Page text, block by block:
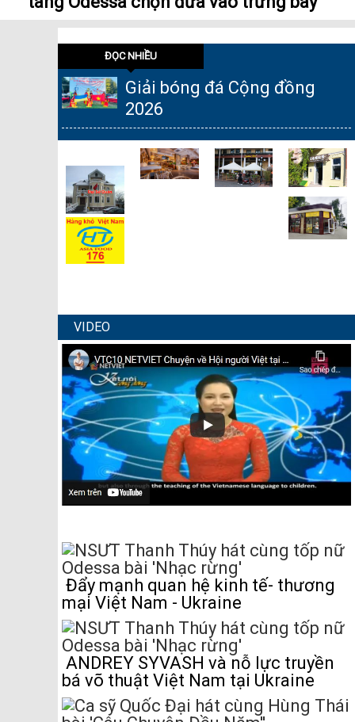
ĐỌC NHIỀU
Giải bóng đá Cộng đồng
2026
VIDEO
Đẩy mạnh quan hệ kinh tế- thương
mại Việt Nam - Ukraine
ANDREY SYVASH và nỗ lực truyền
bá võ thuật Việt Nam tại Ukraine